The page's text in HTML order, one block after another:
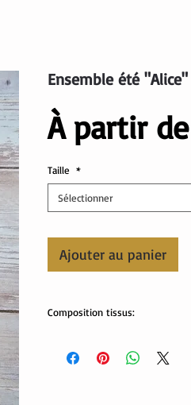
Ensemble été "Alice"
À partir de
Taille *
Sélectionner
Ajouter au panier
Composition tissus:
jersey: 95% coton, 5% élasthanne